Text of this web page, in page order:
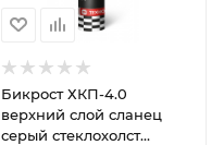
Бикрост ХКП-4.0
верхний слой сланец
серый стеклохолст